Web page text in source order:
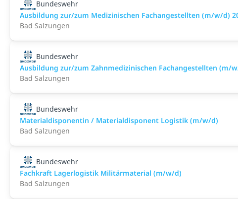
Bundeswehr
Ausbildung zur/zum Medizinischen Fachangestellten (m/w/d)
Bad Salzungen
Bundeswehr
Ausbildung zur/zum Zahnmedizinischen Fachangestellten (m/
Bad Salzungen
Bundeswehr
Materialdisponentin / Materialdisponent Logistik (m/w/d)
Bad Salzungen
Bundeswehr
Fachkraft Lagerlogistik Militärmaterial (m/w/d)
Bad Salzungen